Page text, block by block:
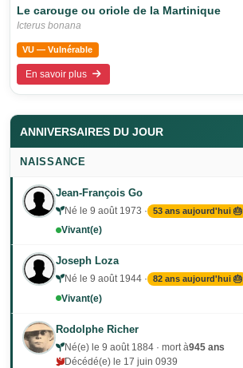
Le carouge ou oriole de la Martinique
Icterus bonana
VU — Vulnérable
En savoir plus
ANNIVERSAIRES DU JOUR
NAISSANCE
Jean-François Go
Né le 9 août 1973 · 53 ans aujourd'hui 🎂
Vivant(e)
Joseph Loza
Né le 9 août 1944 · 82 ans aujourd'hui 🎂
Vivant(e)
Rodolphe Richer
Né(e) le 9 août 1884 · mort à945 ans
Décédé(e) le 17 juin 0939